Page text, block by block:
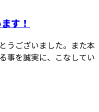
す！
うございました。また本
事を誠実に、こなしてい